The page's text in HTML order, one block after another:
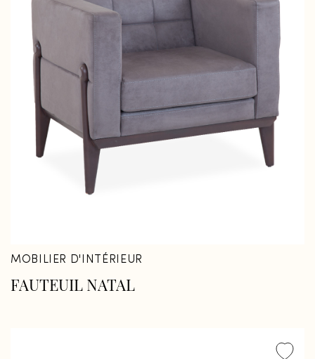
MOBILIER D'INTÉRIEUR
FAUTEUIL NATAL